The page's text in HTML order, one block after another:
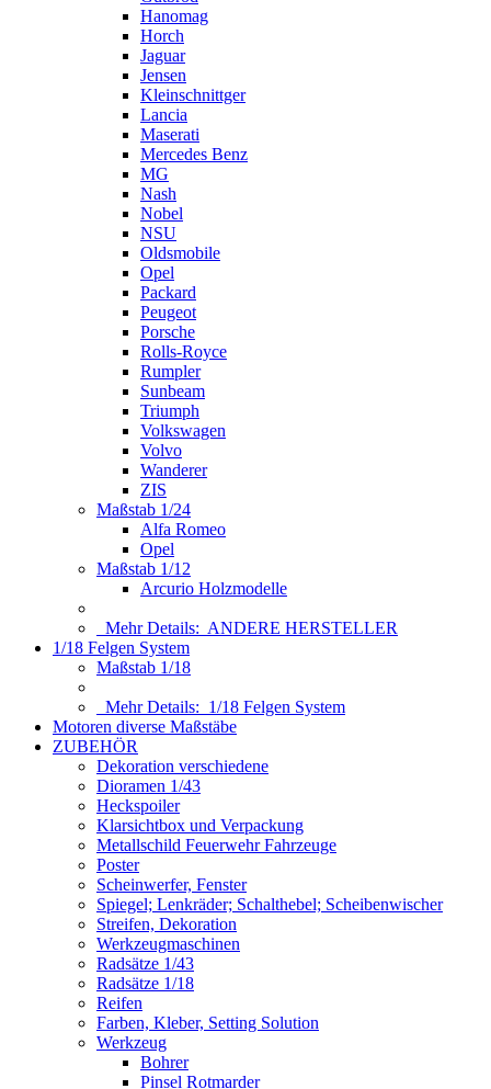
Hanomag
Horch
Jaguar
Jensen
Kleinschnittger
Lancia
Maserati
Mercedes Benz
MG
Nash
Nobel
NSU
Oldsmobile
Opel
Packard
Peugeot
Porsche
Rolls-Royce
Rumpler
Sunbeam
Triumph
Volkswagen
Volvo
Wanderer
ZIS
Maßstab 1/24
Alfa Romeo
Opel
Maßstab 1/12
Arcurio Holzmodelle
Mehr Details: ANDERE HERSTELLER
1/18 Felgen System
Maßstab 1/18
Mehr Details: 1/18 Felgen System
Motoren diverse Maßstäbe
ZUBEHÖR
Dekoration verschiedene
Dioramen 1/43
Heckspoiler
Klarsichtbox und Verpackung
Metallschild Feuerwehr Fahrzeuge
Poster
Scheinwerfer, Fenster
Spiegel; Lenkräder; Schalthebel; Scheibenwischer
Streifen, Dekoration
Werkzeugmaschinen
Radsätze 1/43
Radsätze 1/18
Reifen
Farben, Kleber, Setting Solution
Werkzeug
Bohrer
Pinsel Rotmarder